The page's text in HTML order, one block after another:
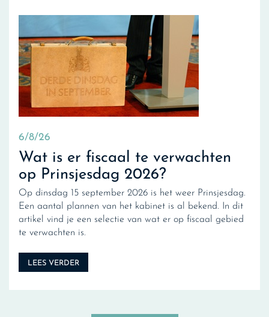
6/8/26
Wat is er fiscaal te verwachten
op Prinsjesdag 2026?
Op dinsdag 15 september 2026 is het weer Prinsjesdag.
Een aantal plannen van het kabinet is al bekend. In dit
artikel vind je een selectie van wat er op fiscaal gebied
te verwachten is.
LEES VERDER